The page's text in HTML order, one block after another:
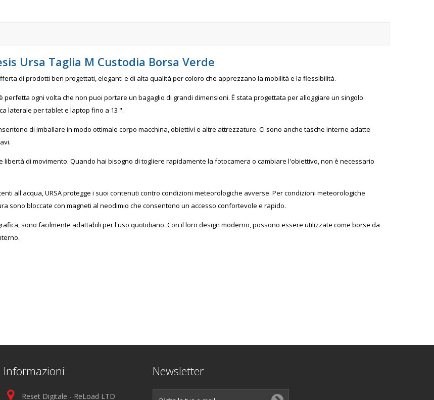
Ursa Taglia M Custodia Borsa Verde
di prodotti ben progettati, eleganti e di alta qualità per coloro che apprezzano la mobilità e la flessibilità.
perfetta ogni volta che non puoi portare un bagaglio di grandi dimensioni. È stata progettata per alloggiare un singolo
laterale per tablet e laptop fino a 13 ".
di imballare in modo ottimale corpo macchina, obiettivi e altre attrezzature. Ci sono anche tasche interne adatte
di movimento. Quando hai bisogno di togliere rapidamente la fotocamera o cambiare l'obiettivo, non è necessario
all'acqua, URSA protegge i suoi contenuti contro condizioni meteorologiche avverse. Per condizioni meteorologiche
sono bloccate con magneti al neodimio che consentono un accesso confortevole e rapido.
sono facilmente adattabili per l'uso quotidiano. Con il loro design moderno, possono essere utilizzate come borse da
Informazioni
Reset Digitale - ReLoad LTD
Newsletter